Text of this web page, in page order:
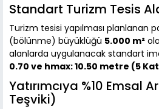
Standart Turizm Tesis
Turizm tesisi yapılması planlanan
(bölünme) büyüklüğü 5.000 m²
alanlarda uygulanacak standart
0.70 ve hmax: 10.50 metre (5
Yatırımcıya %10 Emsal
Teşviki)